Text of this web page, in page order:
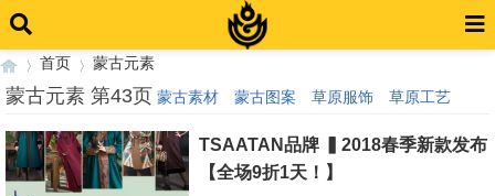
›
首页
›
蒙古元素
蒙古元素 第43页 蒙古素材 蒙古图案 草原服饰 草原工艺
TSAATAN品牌 ▍2018春季新款发布
【全场9折1天！】